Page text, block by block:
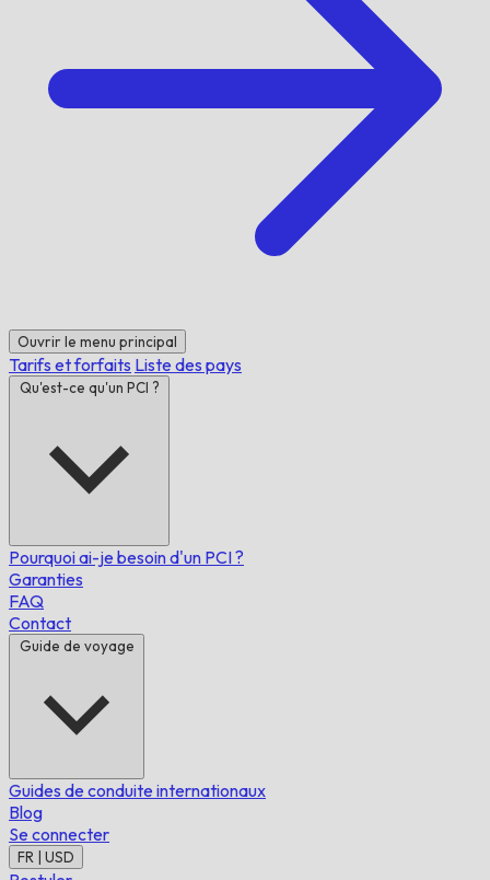
Ouvrir le menu principal
Tarifs et forfaits Liste des pays
Qu'est-ce qu'un PCI ?
Pourquoi ai-je besoin d'un PCI ?
Garanties
FAQ
Contact
Guide de voyage
Guides de conduite internationaux
Blog
Se connecter
FR | USD